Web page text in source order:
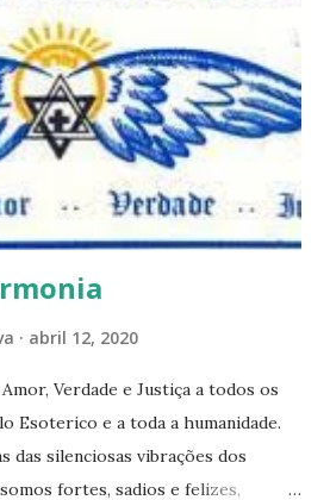
comentários e reflexões no final
comentário e acompanhar as
dos demais. Não estranhem o fato
do que respostas, mais
prontas, pois as perguntas
para o aprendizado do que as
pode de fato afirmar alguma coi...
abril 12, 2020
Verdade e Justiça a todos os
Esoterico e a toda a humanidade.
das silenciosas vibrações dos
fortes, sadios e felizes,